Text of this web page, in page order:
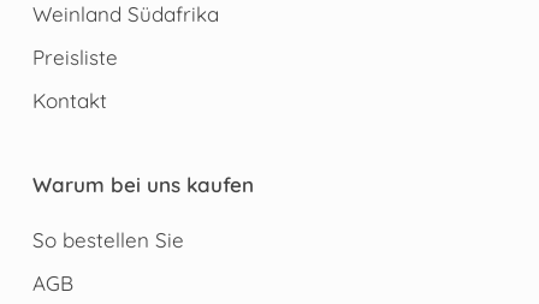
Weinland Südafrika
Preisliste
Kontakt
Warum bei uns kaufen
So bestellen Sie
AGB